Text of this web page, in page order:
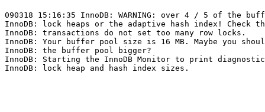
090318 15:16:35 InnoDB: WARNING: over 4 / 5 of the
InnoDB: lock heaps or the adaptive hash index! Check
InnoDB: transactions do not set too many row locks.
InnoDB: Your buffer pool size is 16 MB. Maybe you
InnoDB: the buffer pool bigger?
InnoDB: Starting the InnoDB Monitor to print